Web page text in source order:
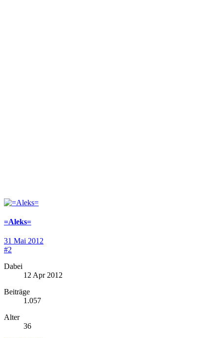
=Aleks=
31 Mai 2012
#2
Dabei
12 Apr 2012
Beiträge
1.057
Alter
36